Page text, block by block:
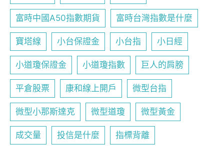
富時中國A50指數期貨 富時台灣指數是什麼
寶塔線 小台保證金 小台指 小日經
小道瓊保證金 小道瓊指數 巨人的肩膀
平倉股票 康和線上開戶 微型台指
微型小那斯達克 微型道瓊 微型黃金
成交量 投信是什麼 指標背離